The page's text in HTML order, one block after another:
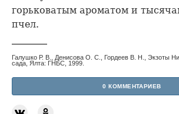
горьковатым ароматом и
пчел.
Галушко Р. В., Денисова О. С., Гордеев В. Н., Экзоты
сада, Ялта: ГНБС, 1999.
0 КОММЕНТАРИЕВ